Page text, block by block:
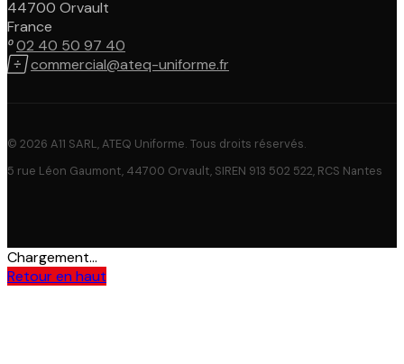
44700 Orvault
France
02 40 50 97 40
commercial@ateq-uniforme.fr
© 2026 A11 SARL, ATEQ Uniforme. Tous droits réservés.
5 rue Léon Gaumont, 44700 Orvault, SIREN 913 502 522, RCS Nantes
Chargement...
Retour en haut